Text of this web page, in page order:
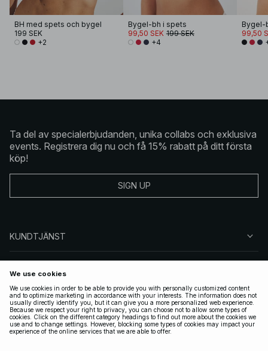
BH med spets och bygel
199 SEK
+2
Bygel-bh i spets
99,50 SEK 199 SEK
+4
Bygel-
99,50
Ta del av specialerbjudanden, unika collabs och exklusiva
events. Registrera dig nu och få 15% rabatt på ditt första
köp!
SIGN UP
KUNDTJÄNST
FÖLJ OSS
JURIDISKT